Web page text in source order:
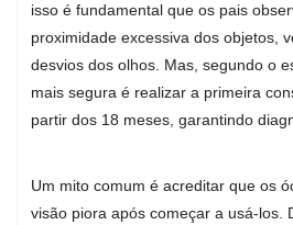
isso é fundamental que os pais
proximidade excessiva dos objetos,
desvios dos olhos. Mas, segundo o
mais segura é realizar a primeira
partir dos 18 meses, garantindo
Um mito comum é acreditar que os
visão piora após começar a usá-los.